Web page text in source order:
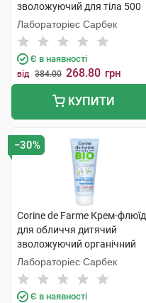
зволожуючий для тіла 500
мл 1 флакон
Лабораторіес Сарбек
Є в наявності
від 384.00 268.80 грн
КУПИТИ
−30%
Corine de Farme Крем-флюїд
для обличчя дитячий
зволожуючий органічний
100 мл 1 туба
Лабораторіес Сарбек
Є в наявності